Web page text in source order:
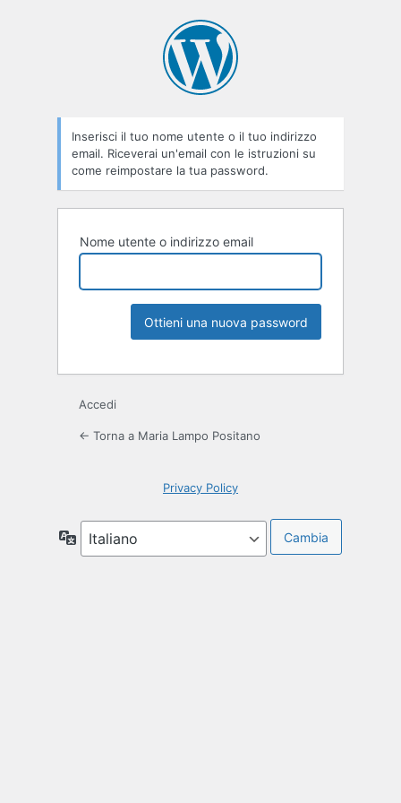
Inserisci il tuo nome utente o il tuo indirizzo
email. Riceverai un'email con le istruzioni su
come reimpostare la tua password.
Nome utente o indirizzo email
Accedi
← Torna a Maria Lampo Positano
Privacy Policy
Lingua